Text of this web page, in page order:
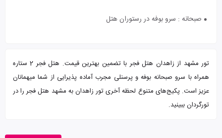
صبحانه : سرو بوفه در رستوران هتل
تور مشهد از زاهدان هتل فجر با تضمین بهترین قیمت. هتل فجر 2 ستاره
همراه با سرو صبحانه بوفه و پرسنلی مجرب آماده پذیرایی از شما میهمانان
عزیز است. پکیج‌های متنوع لحظه آخری تور زاهدان به مشهد هتل فجر را در
تورگردان ببینید.